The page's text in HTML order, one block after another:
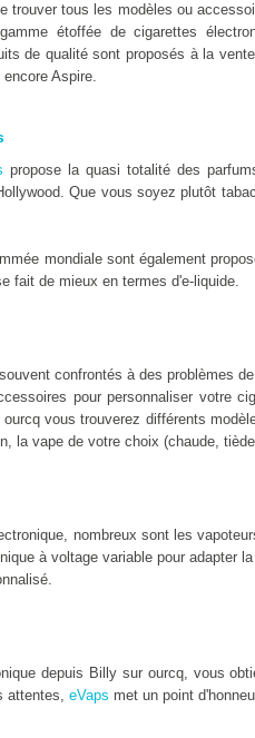
trouver tous les modèles ou
étoffée de cigarettes
de qualité sont proposés à la
Aspire.
propose la quasi totalité des
Que vous soyez plutôt
mondiale sont également
fait de mieux en termes d'e-liquide.
confrontés à des problèmes
pour personnaliser votre
vous trouverez différents
la vape de votre choix (chaude,
nombreux sont les
à voltage variable pour adapter
depuis Billy sur ourcq, vous
attentes, eVaps met un point